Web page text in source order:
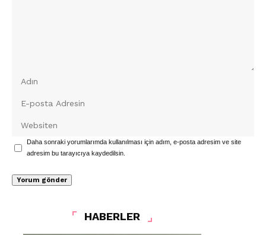
Daha sonraki yorumlarımda kullanılması için adım, e-posta adresim ve site
adresim bu tarayıcıya kaydedilsin.
HABERLER